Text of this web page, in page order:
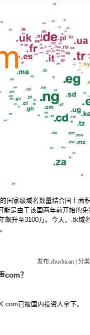
家级域名数量结合国土面
能是由于该国两年前开始的
飙升至3100万。今天，.tk域
发布:zhushican | 分
com？
已被国内投资人拿下。